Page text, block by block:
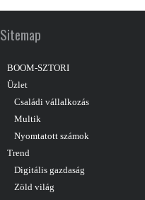
Sitemap
BOOM-SZTORI
Üzlet
Családi vállalkozás
Multik
Nyomtatott számok
Trend
Digitális gazdaság
Zöld világ